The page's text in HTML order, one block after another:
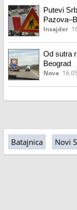
Putevi
Insajder
Od sutra
Beograd
Nova
Batajnica Novi